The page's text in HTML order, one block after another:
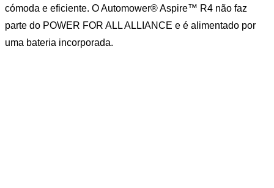
cómoda e eficiente. O Automower® Aspire™ R4 não faz
parte do POWER FOR ALL ALLIANCE e é alimentado por
uma bateria incorporada.